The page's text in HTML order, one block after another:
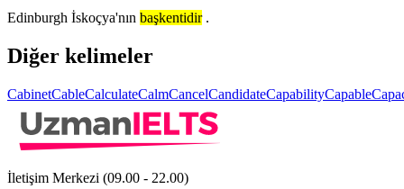
Edinburgh İskoçya'nın başkentidir .
Diğer kelimeler
CabinetCableCalculateCalmCancelCandidateCapabilityCapable
İletişim Merkezi (09.00 - 22.00)